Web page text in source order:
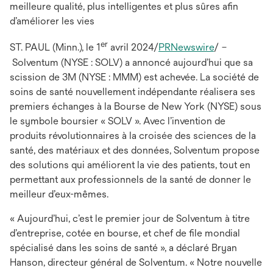
meilleure qualité, plus intelligentes et plus sûres afin
d’améliorer les vies
ST. PAUL (Minn.), le 1er avril 2024/PRNewswire/ –
Solventum (NYSE : SOLV) a annoncé aujourd’hui que sa
scission de 3M (NYSE : MMM) est achevée. La société de
soins de santé nouvellement indépendante réalisera ses
premiers échanges à la Bourse de New York (NYSE) sous
le symbole boursier « SOLV ». Avec l’invention de
produits révolutionnaires à la croisée des sciences de la
santé, des matériaux et des données, Solventum propose
des solutions qui améliorent la vie des patients, tout en
permettant aux professionnels de la santé de donner le
meilleur d’eux-mêmes.
« Aujourd’hui, c’est le premier jour de Solventum à titre
d’entreprise, cotée en bourse, et chef de file mondial
spécialisé dans les soins de santé », a déclaré Bryan
Hanson, directeur général de Solventum. « Notre nouvelle